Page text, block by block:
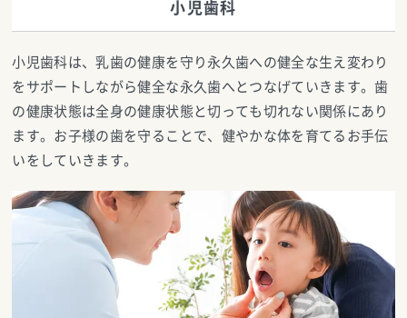
小児歯科
小児歯科は、乳歯の健康を守り永久歯への健全な生え変わり
をサポートしながら健全な永久歯へとつなげていきます。歯
の健康状態は全身の健康状態と切っても切れない関係にあり
ます。お子様の歯を守ることで、健やかな体を育てるお手伝
いをしていきます。